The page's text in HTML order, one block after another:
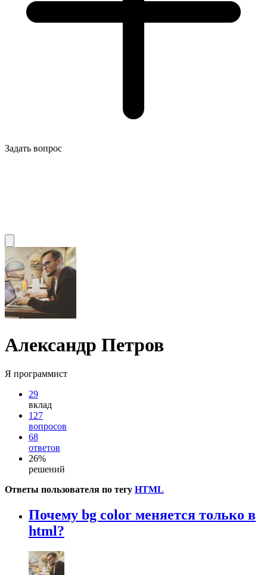
Задать вопрос
Александр Петров
Я программист
29
вклад
127
вопросов
68
ответов
26%
решений
Ответы пользователя по тегу HTML
Почему bg color меняется только в
html?